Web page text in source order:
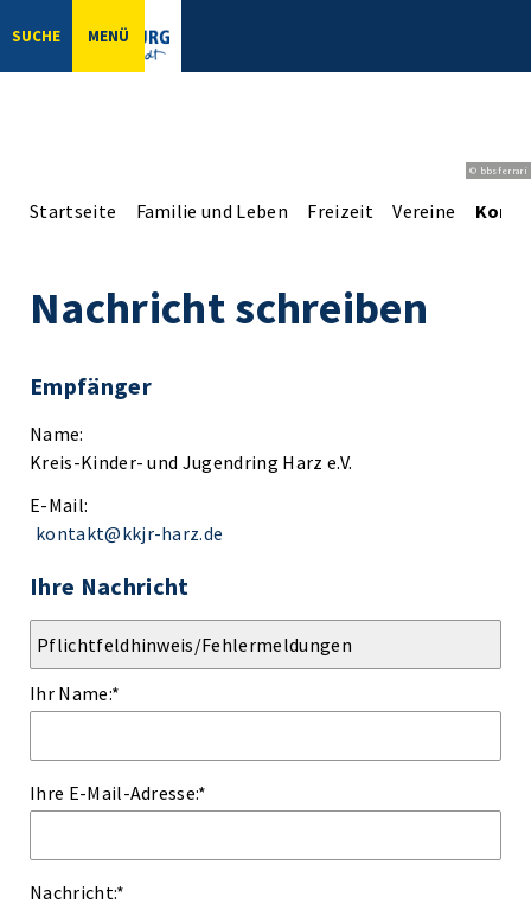
SUCHE MENÜ
© bbsferrari
Startseite Familie und Leben Freizeit Vereine
Nachricht schreiben
Empfänger
Name:
Kreis-Kinder- und Jugendring Harz e.V.
E-Mail:
kontakt@kkjr-harz.de
Ihre Nachricht
Ihr Name:*
Ihre E-Mail-Adresse:*
Nachricht:*